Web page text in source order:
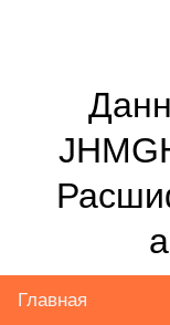
Главная